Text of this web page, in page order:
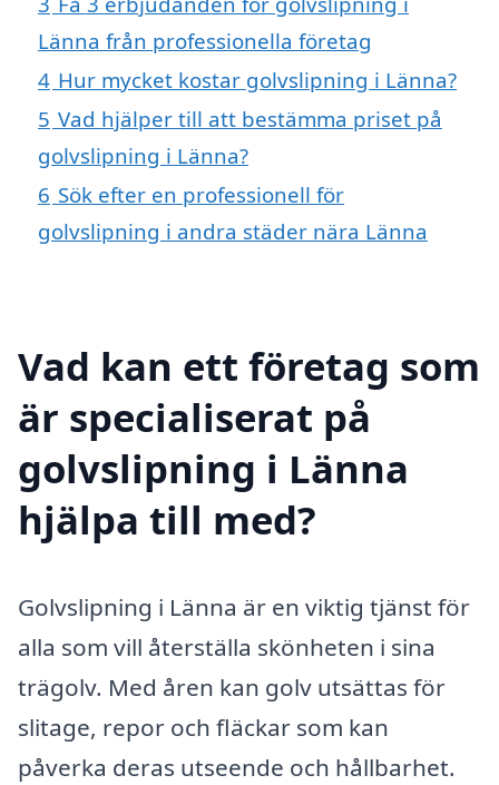
Länna från professionella företag
4 Hur mycket kostar golvslipning i Länna?
5 Vad hjälper till att bestämma priset på
golvslipning i Länna?
6 Sök efter en professionell för
golvslipning i andra städer nära Länna
Vad kan ett företag som
är specialiserat på
golvslipning i Länna
hjälpa till med?
Golvslipning i Länna är en viktig tjänst för
alla som vill återställa skönheten i sina
trägolv. Med åren kan golv utsättas för
slitage, repor och fläckar som kan
påverka deras utseende och hållbarhet.